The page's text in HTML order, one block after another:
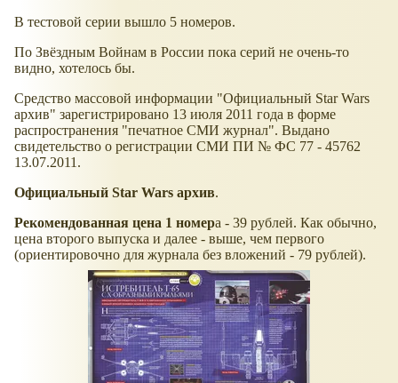
В тестовой серии вышло 5 номеров.
По Звёздным Войнам в России пока серий не очень-то
видно, хотелось бы.
Средство массовой информации "Официальный Star Wars
архив" зарегистрировано 13 июля 2011 года в форме
распространения "печатное СМИ журнал". Выдано
свидетельство о регистрации СМИ ПИ № ФС 77 - 45762
13.07.2011.
Официальный Star Wars архив.
Рекомендованная цена 1 номера - 39 рублей. Как обычно,
цена второго выпуска и далее - выше, чем первого
(ориентировочно для журнала без вложений - 79 рублей).